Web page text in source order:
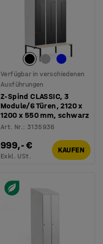
Verfügbar in verschiedenen
Ausführungen
Z-Spind CLASSIC, 3
Module/6 Türen, 2120 x
1200 x 550 mm, schwarz
Art. Nr.:3135936
999,- €
Exkl. USt.
KAUFEN